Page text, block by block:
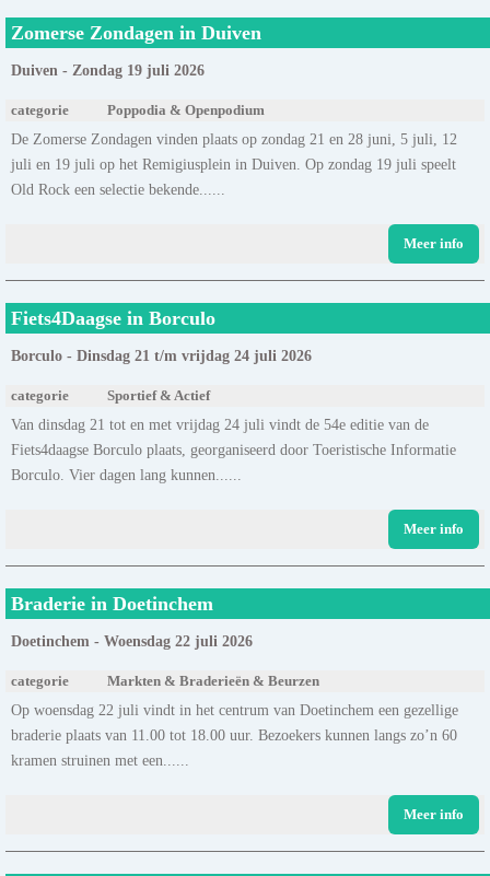
Zomerse Zondagen in Duiven
Duiven - Zondag 19 juli 2026
categorie Poppodia & Openpodium
De Zomerse Zondagen vinden plaats op zondag 21 en 28 juni, 5 juli, 12
juli en 19 juli op het Remigiusplein in Duiven. Op zondag 19 juli speelt
Old Rock een selectie bekende......
Meer info
Fiets4Daagse in Borculo
Borculo - Dinsdag 21 t/m vrijdag 24 juli 2026
categorie Sportief & Actief
Van dinsdag 21 tot en met vrijdag 24 juli vindt de 54e editie van de
Fiets4daagse Borculo plaats, georganiseerd door Toeristische Informatie
Borculo. Vier dagen lang kunnen......
Meer info
Braderie in Doetinchem
Doetinchem - Woensdag 22 juli 2026
categorie Markten & Braderieën & Beurzen
Op woensdag 22 juli vindt in het centrum van Doetinchem een gezellige
braderie plaats van 11.00 tot 18.00 uur. Bezoekers kunnen langs zo’n 60
kramen struinen met een......
Meer info